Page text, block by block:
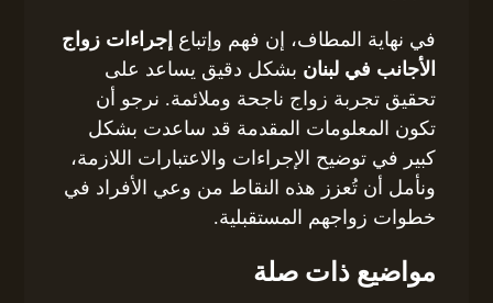
في نهاية المطاف، إن فهم وإتباع إجراءات زواج
الأجانب في لبنان بشكل دقيق يساعد على
تحقيق تجربة زواج ناجحة وملائمة. نرجو أن
تكون المعلومات المقدمة قد ساعدت بشكل
كبير في توضيح الإجراءات والاعتبارات اللازمة،
ونأمل أن تُعزز هذه النقاط من وعي الأفراد في
خطوات زواجهم المستقبلية.
مواضيع ذات صلة